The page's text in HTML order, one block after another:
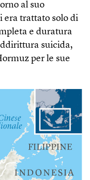
al suo
era trattato solo di
e duratura
suicida,
per le sue